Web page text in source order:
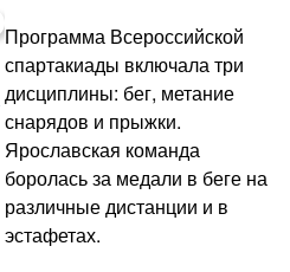
Программа Всероссийской
спартакиады включала три
дисциплины: бег, метание
снарядов и прыжки.
Ярославская команда
боролась за медали в беге на
различные дистанции и в
эстафетах.